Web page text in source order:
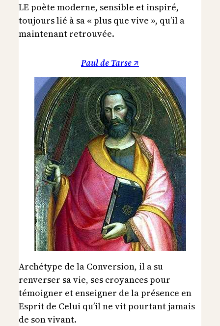
LE poète moderne, sensible et inspiré,
toujours lié à sa « plus que vive », qu’il a
maintenant retrouvée.
Paul de Tarse ↗
Archétype de la Conversion, il a su
renverser sa vie, ses croyances pour
témoigner et enseigner de la présence en
Esprit de Celui qu’il ne vit pourtant jamais
de son vivant.